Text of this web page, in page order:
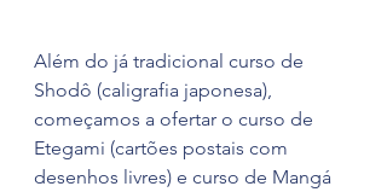
Além do já tradicional curso de
Shodô (caligrafia japonesa),
começamos a ofertar o curso de
Etegami (cartões postais com
desenhos livres) e curso de Mangá